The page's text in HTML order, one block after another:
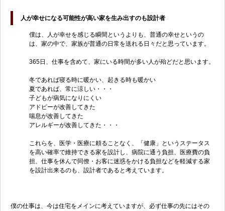
人が幸せになる可能性が高い家を生み出すのも設計者
僕は、人が幸せを感じる瞬間というよりも、普通の幸せというの
は、家の中で、家族が普通の日常を送れる日々だと思っています。
365日、仕事を含めて、家にいる時間が多い人が殆どだと思います。
冬であれば寝る時に暖かい、起きる時も暖かい
夏であれば、常に涼しい・・・
子どもが病気になりにくい
アドピーが改善してきた
喘息が改善してきた
アレルギーが改善してきた・・・
これらを、医学・医療に頼ることなく、「健康」というステータス
を高い確率で維持できる家を設計し、病院に通う負担、医療費の負
担、仕事を休んで同僚・お客に迷惑をかける負担などを軽減する家
を設計出来るのも、設計者であると考えています。
僕の仕事は、今は住宅をメインに考えていますが、必ず仕事の先にはその